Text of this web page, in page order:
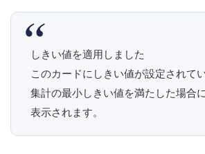
しきい値を適用しました
このカードにしきい値が設定されて
集計の最小しきい値を満たした場合
表示されます。